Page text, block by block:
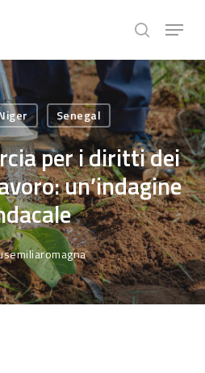
search
Menu
Senegal
per i diritti dei
un’indagine
Menu